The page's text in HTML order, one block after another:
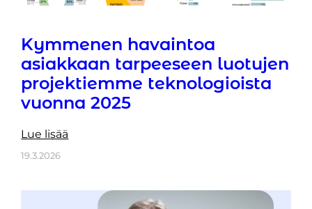
Kymmenen havaintoa
asiakkaan tarpeeseen luotujen
projektiemme teknologioista
vuonna 2025
Lue lisää
19.3.2026